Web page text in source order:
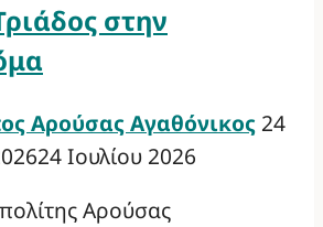
στην
Αρούσας Αγαθόνικος 24
24 Ιουλίου 2026
Αρούσας